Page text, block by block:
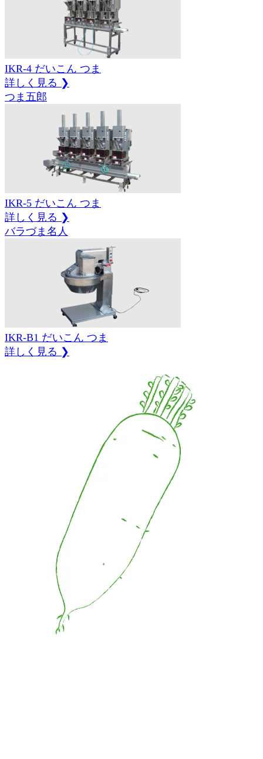
IKR-4 だいこん つま
詳しく見る ❯
つま五郎
IKR-5 だいこん つま
詳しく見る ❯
バラづま名人
IKR-B1 だいこん つま
詳しく見る ❯